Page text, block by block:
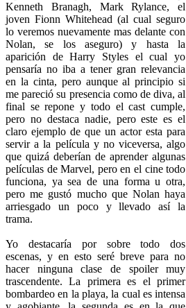
Kenneth Branagh, Mark Rylance, el
joven Fionn Whitehead (al cual seguro
lo veremos nuevamente mas delante con
Nolan, se los aseguro) y hasta la
aparición de Harry Styles el cual yo
pensaría no iba a tener gran relevancia
en la cinta, pero aunque al principio si
me pareció su presencia como de diva, al
final se repone y todo el cast cumple,
pero no destaca nadie, pero este es el
claro ejemplo de que un actor esta para
servir a la película y no viceversa, algo
que quizá deberían de aprender algunas
películas de Marvel, pero en el cine todo
funciona, ya sea de una forma u otra,
pero me gustó mucho que Nolan haya
arriesgado un poco y llevado así la
trama.
Yo destacaría por sobre todo dos
escenas, y en esto seré breve para no
hacer ninguna clase de spoiler muy
trascendente. La primera es el primer
bombardeo en la playa, la cual es intensa